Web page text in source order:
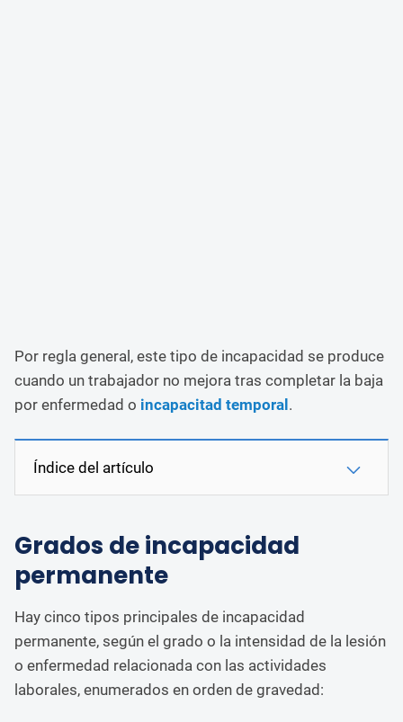
Por regla general, este tipo de incapacidad se produce
cuando un trabajador no mejora tras completar la baja
por enfermedad o incapacitad temporal .
Índice del artículo
Grados de incapacidad
permanente
Hay cinco tipos principales de incapacidad
permanente, según el grado o la intensidad de la lesión
o enfermedad relacionada con las actividades
laborales, enumerados en orden de gravedad: